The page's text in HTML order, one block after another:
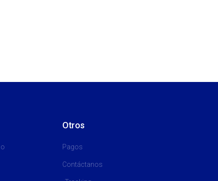
Otros
Pagos
Contáctanos